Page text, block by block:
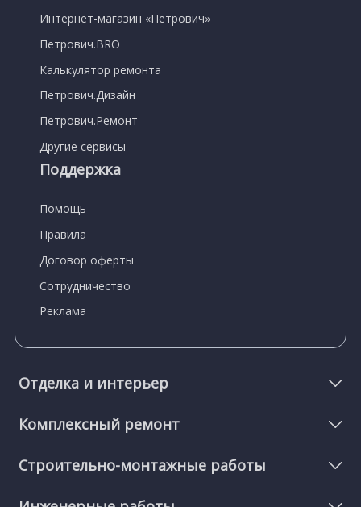
Интернет-магазин «Петрович»
Петрович.BRO
Калькулятор ремонта
Петрович.Дизайн
Петрович.Ремонт
Другие сервисы
Поддержка
Помощь
Правила
Договор оферты
Сотрудничество
Реклама
Отделка и интерьер
Комплексный ремонт
Строительно-монтажные работы